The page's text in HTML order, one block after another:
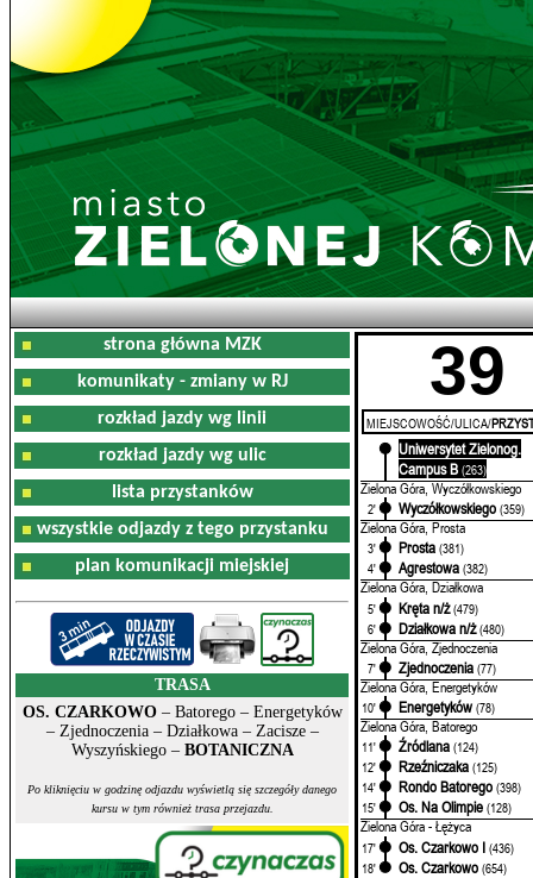
strona główna MZK
komunikaty - zmiany w RJ
rozkład jazdy wg linii
rozkład jazdy wg ulic
lista przystanków
wszystkie odjazdy z tego przystanku
plan komunikacji miejskiej
TRASA
OS. CZARKOWO– Batorego – Energetyków
– Zjednoczenia – Działkowa – Zacisze –
Wyszyńskiego – BOTANICZNA
Po kliknięciu w godzinę odjazdu wyświetlą się szczegóły danego
kursu w tym również trasa przejazdu.
39
MIEJSCOWOŚĆ/ULICA/
Uniwersytet Zielonog.
Campus B (263)
Zielona Góra, Wyczółkowskiego
2' Wyczółkowskiego (359)
Zielona Góra, Prosta
3' Prosta (381)
4'
Agrestowa (382)
Zielona Góra, Działkowa
5' Kręta n/ż (479)
6'
Działkowa n/ż (480)
Zielona Góra, Zjednoczenia
7' Zjednoczenia (77)
Zielona Góra, Energetyków
10' Energetyków (78)
Zielona Góra, Batorego
11' Źródlana (124)
12'
Rzeźniczaka (125)
14'
Rondo Batorego (398)
15'
Os. Na Olimpie (128)
Zielona Góra - Łężyca
17' Os. Czarkowo I (436)
18'
Os. Czarkowo (654)